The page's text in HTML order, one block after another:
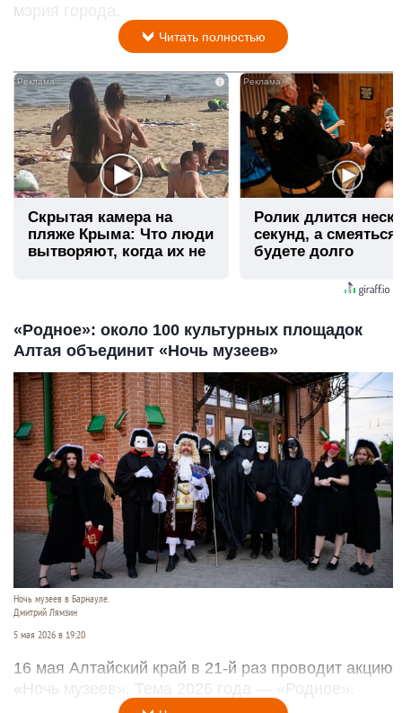
мэрия города.
Читать полностью
i
Скрытая камера на
пляже Крыма: Что люди
вытворяют, когда их не
Ролик длится
секунд, а
будете долго
«Родное»: около 100 культурных площадок
Алтая объединит «Ночь музеев»
Ночь музеев в Барнауле.
Дмитрий Лямзин
5 мая 2026 в 19:20
16 мая Алтайский край в 21-й раз проводит акцию
«Ночь музеев». Тема 2026 года — «Родное».